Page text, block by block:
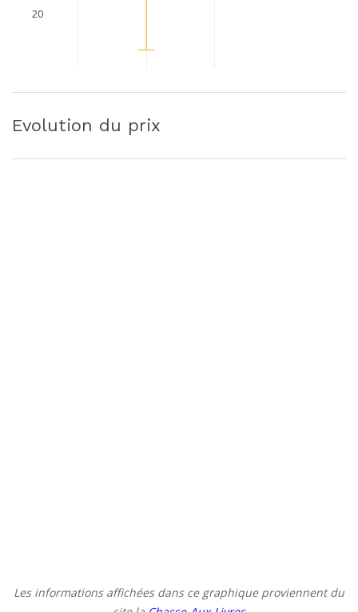
20
Evolution du prix
Les informations affichées dans ce graphique proviennent du